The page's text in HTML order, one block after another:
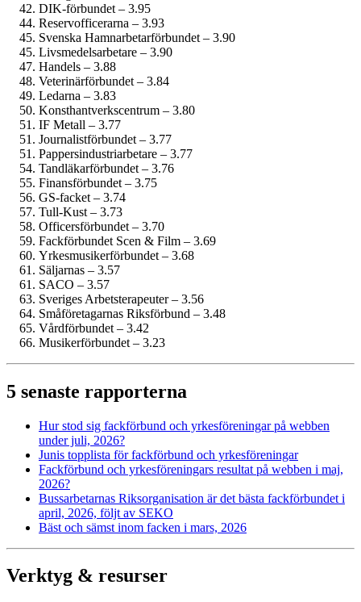
DIK-förbundet – 3.95
Reservofficerarna – 3.93
Svenska Hamnarbetarförbundet – 3.90
Livsmedels­arbetare – 3.90
Handels – 3.88
Veterinärförbundet – 3.84
Ledarna – 3.83
Konsthantverkscentrum – 3.80
IF Metall – 3.77
Journalist­förbundet – 3.77
Pappersindustri­arbetare – 3.77
Tandläkar­förbundet – 3.76
Finans­förbundet – 3.75
GS-facket – 3.74
Tull-Kust – 3.73
Officersförbundet – 3.70
Fackförbundet Scen & Film – 3.69
Yrkesmusiker­förbundet – 3.68
Säljarnas – 3.57
SACO – 3.57
Sveriges Arbetsterapeuter – 3.56
Småföretagarnas Riksförbund – 3.48
Vårdförbundet – 3.42
Musiker­förbundet – 3.23
5 senaste rapporterna
Hur stod sig fackförbund och yrkesföreningar på webben
under juli, 2026?
Junis topplista för fackförbund och yrkesföreningar
Fackförbund och yrkesföreningars resultat på webben i maj,
2026?
Bussarbetarnas Riksorganisation är det bästa fackförbundet i
april, 2026, följt av SEKO
Bäst och sämst inom facken i mars, 2026
Verktyg & resurser